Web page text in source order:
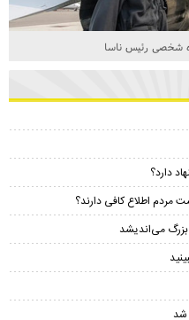
شخصی رئیس ناسا
دارد؟
مردم اطلاع کافی دارند؟
بزرگ می‌اندیشد